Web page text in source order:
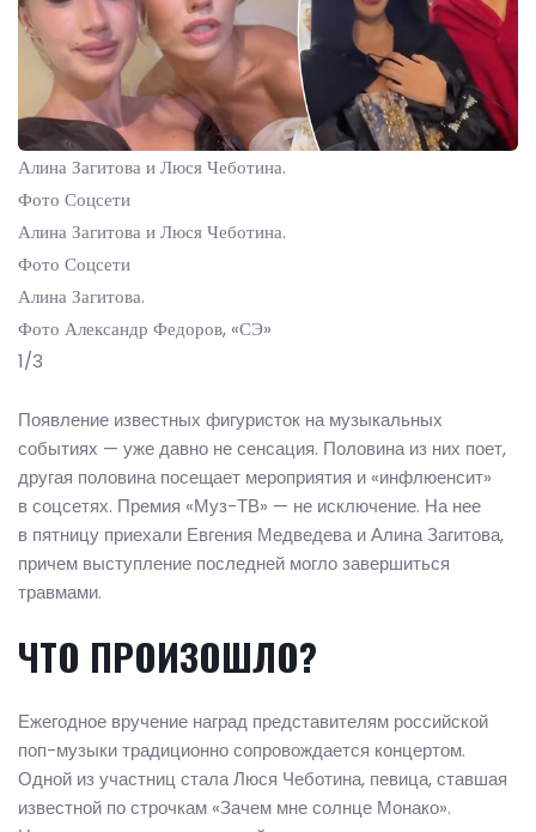
Алина Загитова и Люся Чеботина.
Фото Соцсети
Алина Загитова и Люся Чеботина.
Фото Соцсети
Алина Загитова.
Фото Александр Федоров, «СЭ»
1/3
Появление известных фигуристок на музыкальных
событиях — уже давно не сенсация. Половина из них поет,
другая половина посещает мероприятия и «инфлюенсит»
в соцсетях. Премия «Муз-ТВ» — не исключение. На нее
в пятницу приехали Евгения Медведева и Алина Загитова,
причем выступление последней могло завершиться
травмами.
ЧТО ПРОИЗОШЛО?
Ежегодное вручение наград представителям российской
поп-музыки традиционно сопровождается концертом.
Одной из участниц стала Люся Чеботина, певица, ставшая
известной по строчкам «Зачем мне солнце Монако».